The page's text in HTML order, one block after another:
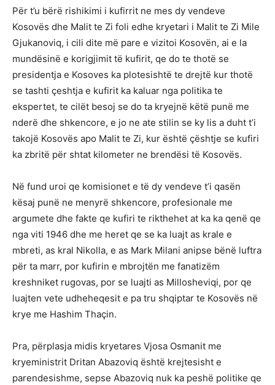
Për t’u bërë rishikimi i kufirrit ne mes dy vendeve
Kosovës dhe Malit te Zi foli edhe kryetari i Malit te Zi Mile
Gjukanoviq, i cili dite më pare e vizitoi Kosovën, ai e la
mundësinë e korigjimit të kufirit, qe do te thotë se
presidentja e Kosoves ka plotesishtë te drejtë kur thotë
se tashti çeshtja e kufirit ka kaluar nga politika te
ekspertet, te cilët besoj se do ta kryejnë këtë punë me
nderë dhe shkencore, e jo ne ate stilin se ky lis a duht t’i
takojë Kosovës apo Malit te Zi, kur është çështje se kufiri
ka zbritë për shtat kilometer ne brendësi të Kosovës.
Në fund uroi qe komisionet e të dy vendeve t’i qasën
kësaj punë ne menyrë shkencore, profesionale me
argumete dhe fakte qe kufiri te rikthehet at ka ka qenë qe
nga viti 1946 dhe me heret qe se ka luajt as krale e
mbreti, as kral Nikolla, e as Mark Milani anipse bënë luftra
për ta marr, por kufirin e mbrojtën me fanatizëm
kreshniket rugovas, por se luajti as Millosheviqi, por qe
luajten vete udheheqesit e pa tru shqiptar te Kosovës në
krye me Hashim Thaçin.
Pra, përplasja midis kryetares Vjosa Osmanit me
kryeministrit Dritan Abazoviq është krejtesisht e
parendesishme, sepse Abazoviq nuk ka peshë politike qe